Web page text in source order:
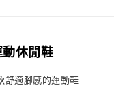
每筆NT$80，
休閒鞋
舒適腳感的運動鞋